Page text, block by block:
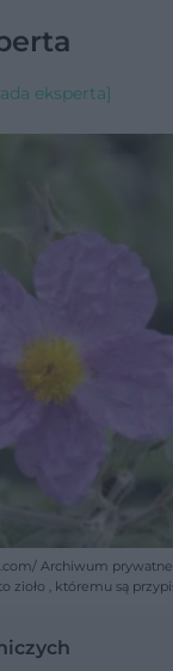
eksperta]
Archiwum prywatne